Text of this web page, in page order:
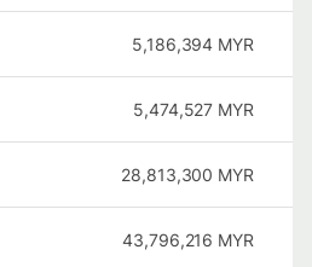
5,186,394 MYR
5,474,527 MYR
28,813,300 MYR
43,796,216 MYR